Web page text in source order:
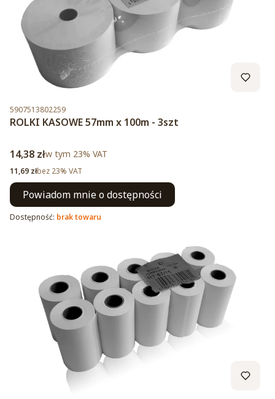
Kod produktu
5907513802259
ROLKI KASOWE 57mm x 100m - 3szt
Cena brutto
14,38 złw tym %s VAT
w tym 23% VAT
Cena netto
11,69 złbez 23% VAT
Powiadom mnie o dostępności
Dostępność: brak towaru